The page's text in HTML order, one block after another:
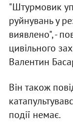
"Штурмовик
руйнувань у
виявлено", -
цивільного
Валентин
Він також
події немає.